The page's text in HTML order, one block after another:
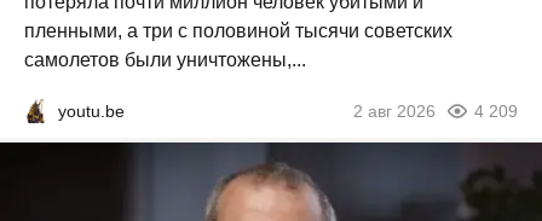
пленными, а три с половиной тысячи советских
самолетов были уничтожены,...
youtu.be 2 авг 2026 4 209